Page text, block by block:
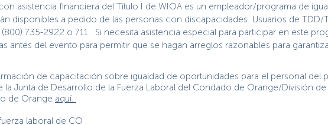
asistencia financiera del Título I de WIOA es un empleador/programa de
disponibles a pedido de las personas con discapacidades. Usuarios de TDD/
735-2922 o 711. Si necesita asistencia especial para participar en este
antes del evento para permitir que se hagan arreglos razonables para
de capacitación sobre igualdad de oportunidades para el personal del
la Junta de Desarrollo de la Fuerza Laboral del Condado de Orange/División
de Orange aquí.
laboral de CO